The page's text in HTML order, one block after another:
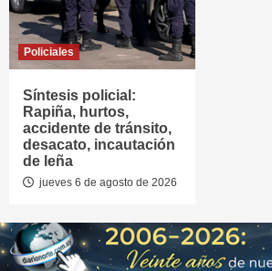
Policiales
Síntesis policial:
Rapiña, hurtos,
accidente de tránsito,
desacato, incautación
de leña
jueves 6 de agosto de 2026